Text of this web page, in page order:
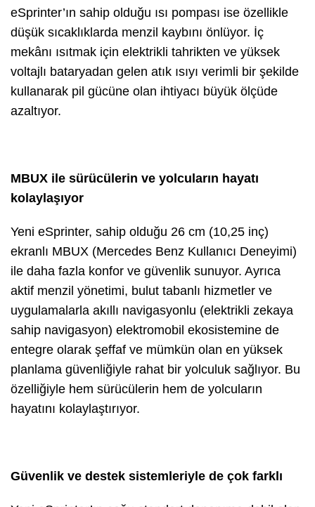
eSprinter’ın sahip olduğu ısı pompası ise özellikle
düşük sıcaklıklarda menzil kaybını önlüyor. İç
mekânı ısıtmak için elektrikli tahrikten ve yüksek
voltajlı bataryadan gelen atık ısıyı verimli bir şekilde
kullanarak pil gücüne olan ihtiyacı büyük ölçüde
azaltıyor.
MBUX ile sürücülerin ve yolcuların hayatı
kolaylaşıyor
Yeni eSprinter, sahip olduğu 26 cm (10,25 inç)
ekranlı MBUX (Mercedes Benz Kullanıcı Deneyimi)
ile daha fazla konfor ve güvenlik sunuyor. Ayrıca
aktif menzil yönetimi, bulut tabanlı hizmetler ve
uygulamalarla akıllı navigasyonlu (elektrikli zekaya
sahip navigasyon) elektromobil ekosistemine de
entegre olarak şeffaf ve mümkün olan en yüksek
planlama güvenliğiyle rahat bir yolculuk sağlıyor. Bu
özelliğiyle hem sürücülerin hem de yolcuların
hayatını kolaylaştırıyor.
Güvenlik ve destek sistemleriyle de çok farklı